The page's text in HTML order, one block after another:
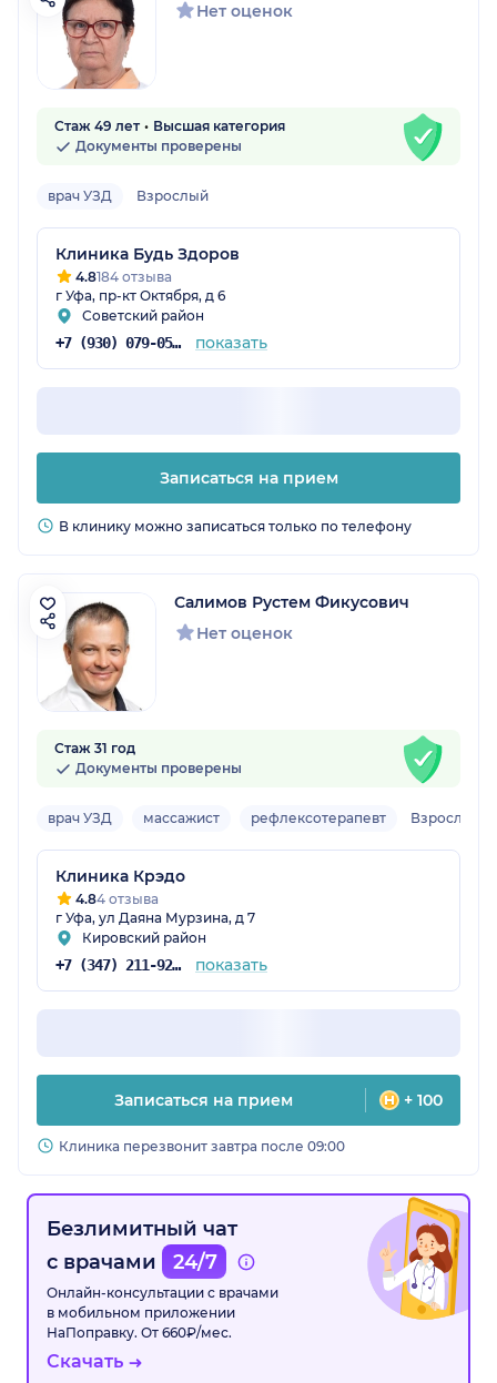
Нет оценок
Стаж 49 лет
Высшая категория
Документы проверены
врач УЗД Взрослый
Клиника Будь Здоров
4.8184 отзыва
г Уфа, пр-кт Октября, д 6
Советский район
+7 (930) 079-05-21 показать
Записаться на прием
В клинику можно записаться только по телефону
Салимов Рустем Фикусович
Нет оценок
Стаж 31 год
Документы проверены
врач УЗД массажист рефлексотерапевт Взрослый
Клиника Крэдо
4.84 отзыва
г Уфа, ул Даяна Мурзина, д 7
Кировский район
+7 (347) 211-92-39 показать
Записаться на прием + 100
Клиника перезвонит завтра после 09:00
Безлимитный чат
с врачами
24/7
Онлайн-консультации с врачами
в мобильном приложении
НаПоправку. От 660₽/мес.
Скачать